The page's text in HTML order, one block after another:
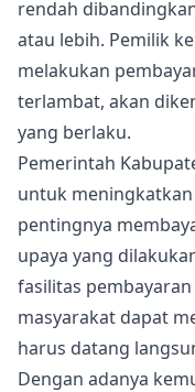
rendah
atau lebih. Pemilik
melakukan
terlambat, akan
yang berlaku.
Pemerintah
untuk
pentingnya
upaya yang
fasilitas
masyarakat dapat
harus datang
Dengan adanya